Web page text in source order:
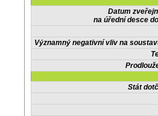
Datum
na úřední desce
Významný negativní vliv na
Stát